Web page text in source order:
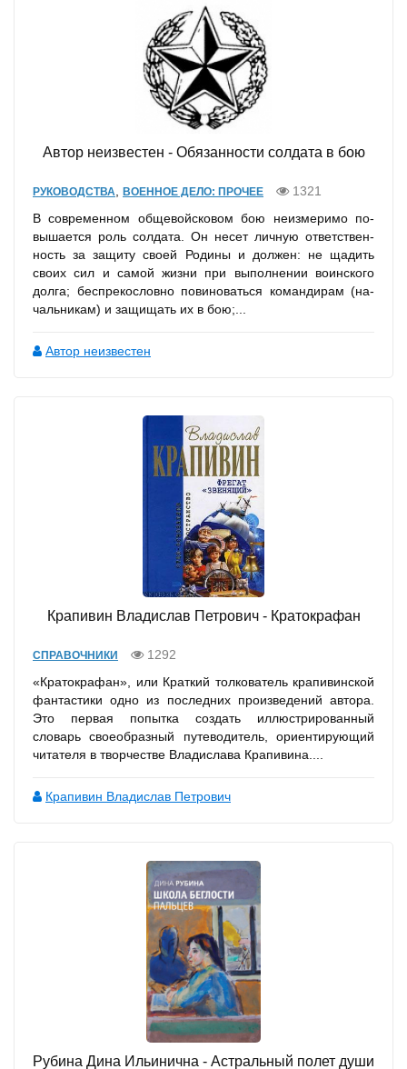
Автор неизвестен - Обязанности солдата в бою
РУКОВОДСТВА ВОЕННОЕ ДЕЛО: ПРОЧЕЕ
1321
В современном общевойсковом бою неизмеримо по­
вышается роль солдата. Он несет личную ответствен­
ность за защиту своей Родины и должен: не щадить
своих сил и самой жизни при выполнении воинского
долга; беспрекословно повиноваться командирам (на­
чальникам) и защищать их в бою;...
Автор неизвестен
Крапивин Владислав Петрович - Кратокрафан
СПРАВОЧНИКИ
1292
«Кратокрафан», или Краткий толкователь крапивинской
фантастики одно из последних произведений автора.
Это первая попытка создать иллюстрированный
словарь своеобразный путеводитель, ориентирующий
читателя в творчестве Владислава Крапивина....
Крапивин Владислав Петрович
Рубина Дина Ильинична - Астральный полет души